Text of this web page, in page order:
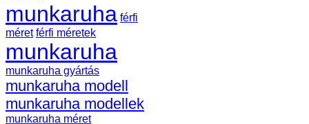
munkaruha férfi
méret férfi méretek
munkaruha
munkaruha gyártás
munkaruha modell
munkaruha modellek
munkaruha méret